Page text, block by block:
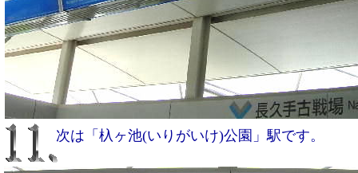
次は「杁ヶ池(いりがいけ)公園」駅です。